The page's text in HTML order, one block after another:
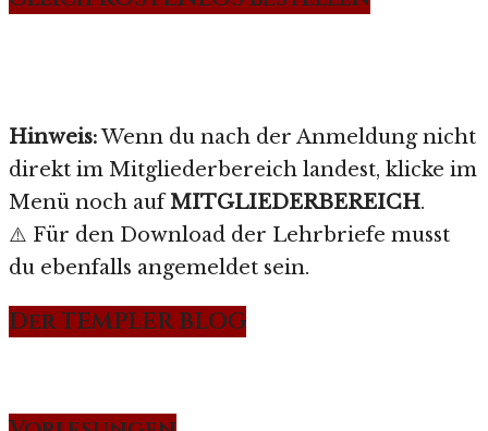
Hinweis:Wenn du nach der Anmeldung nicht
direkt im Mitgliederbereich landest, klicke im
Menü noch aufMITGLIEDERBEREICH.
⚠️ Für den Download der Lehrbriefe musst
du ebenfalls angemeldet sein.
Der TEMPLER BLOG